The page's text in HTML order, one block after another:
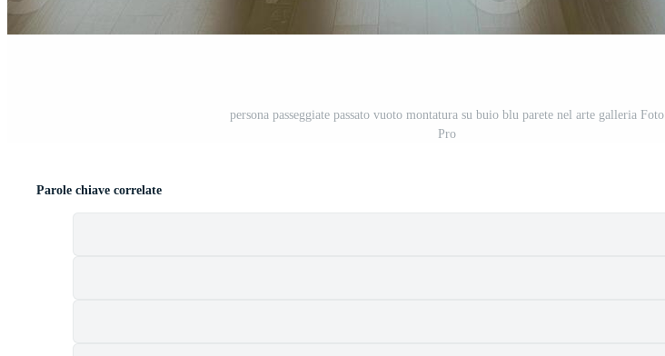
persona passeggiate passato vuoto montatura su buio blu parete nel arte galleria Foto
Pro
Parole chiave correlate